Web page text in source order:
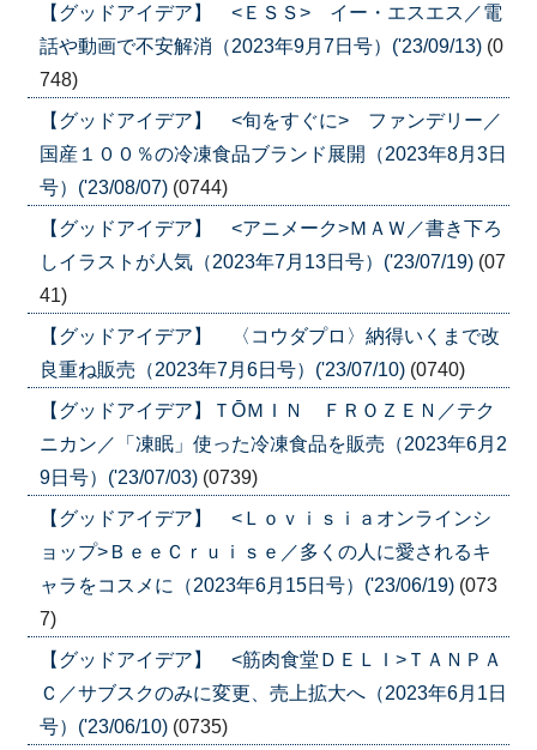
【グッドアイデア】 <ＥＳＳ> イー・エスエス／電
話や動画で不安解消（2023年9月7日号）('23/09/13) (0
748)
【グッドアイデア】 <旬をすぐに> ファンデリー／
国産１００％の冷凍食品ブランド展開（2023年8月3日
号）('23/08/07) (0744)
【グッドアイデア】 <アニメーク>ＭＡＷ／書き下ろ
しイラストが人気（2023年7月13日号）('23/07/19) (07
41)
【グッドアイデア】 〈コウダプロ〉納得いくまで改
良重ね販売（2023年7月6日号）('23/07/10) (0740)
【グッドアイデア】ＴŌＭＩＮ ＦＲＯＺＥＮ／テク
ニカン／「凍眠」使った冷凍食品を販売（2023年6月2
9日号）('23/07/03) (0739)
【グッドアイデア】 <Ｌｏｖｉｓｉａオンラインシ
ョップ>ＢｅｅＣｒｕｉｓｅ／多くの人に愛されるキ
ャラをコスメに（2023年6月15日号）('23/06/19) (073
7)
【グッドアイデア】 <筋肉食堂ＤＥＬＩ>ＴＡＮＰＡ
Ｃ／サブスクのみに変更、売上拡大へ（2023年6月1日
号）('23/06/10) (0735)